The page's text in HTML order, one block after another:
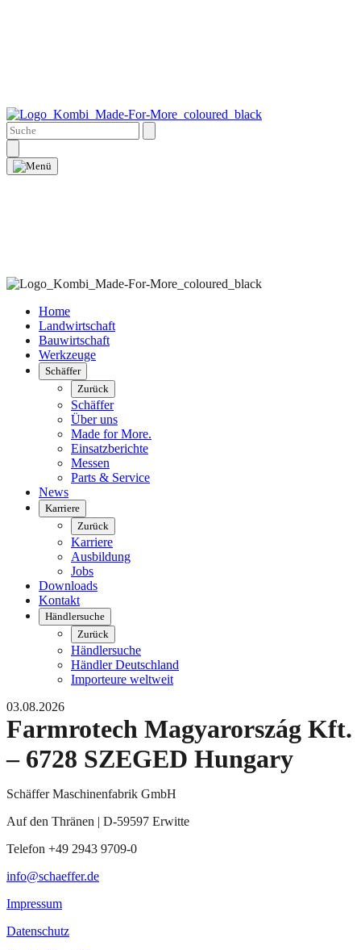
Home
Landwirtschaft
Bauwirtschaft
Werkzeuge
Schäffer
Zurück
Schäffer
Über uns
Made for More.
Einsatzberichte
Messen
Parts & Service
News
Karriere
Zurück
Karriere
Ausbildung
Jobs
Downloads
Kontakt
Händlersuche
Zurück
Händlersuche
Händler Deutschland
Importeure weltweit
03.08.2026
Farmrotech Magyarország Kft.
– 6728 SZEGED Hungary
Schäffer Maschinenfabrik GmbH
Auf den Thränen | D-59597 Erwitte
Telefon +49 2943 9709-0
info@schaeffer.de
Impressum
Datenschutz